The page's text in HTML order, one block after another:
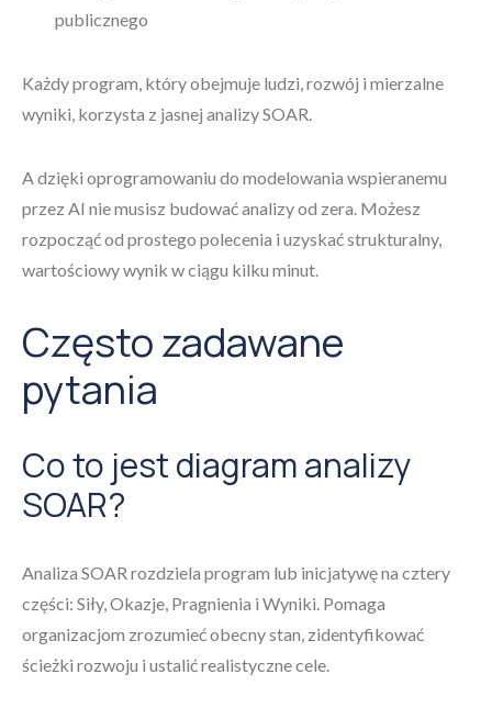
publicznego
Każdy program, który obejmuje ludzi, rozwój i mierzalne
wyniki, korzysta z jasnej analizy SOAR.
A dzięki oprogramowaniu do modelowania wspieranemu
przez AI nie musisz budować analizy od zera. Możesz
rozpocząć od prostego polecenia i uzyskać strukturalny,
wartościowy wynik w ciągu kilku minut.
Często zadawane
pytania
Co to jest diagram analizy
SOAR?
Analiza SOAR rozdziela program lub inicjatywę na cztery
części: Siły, Okazje, Pragnienia i Wyniki. Pomaga
organizacjom zrozumieć obecny stan, zidentyfikować
ścieżki rozwoju i ustalić realistyczne cele.